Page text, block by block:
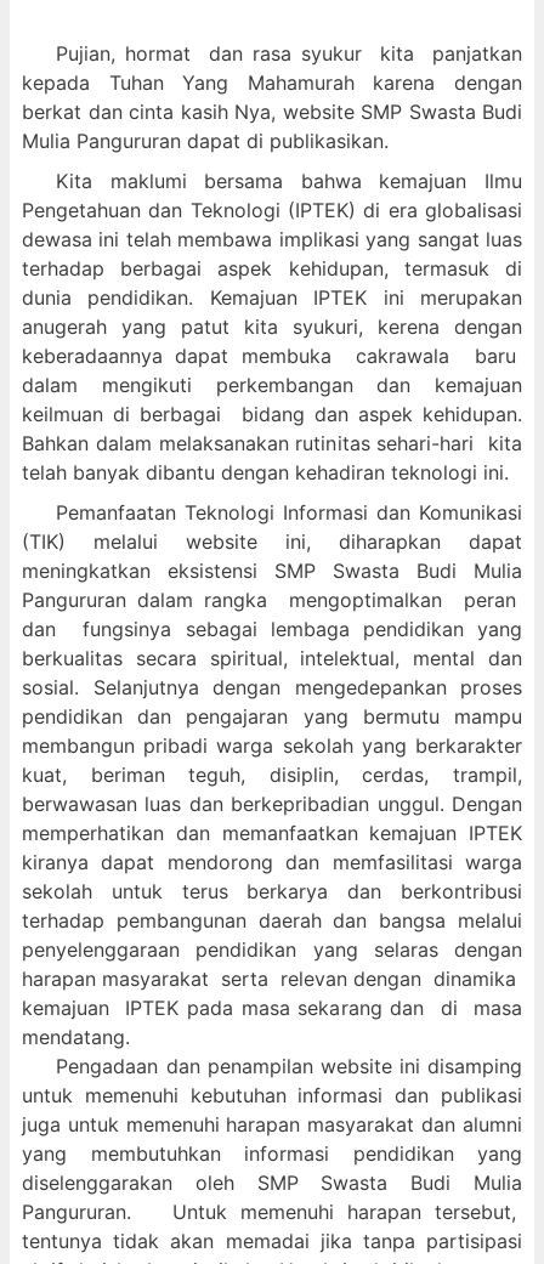
Pujian, hormat dan rasa syukur kita panjatkan
kepada Tuhan Yang Mahamurah karena dengan
berkat dan cinta kasih Nya, website SMP Swasta Budi
Mulia Pangururan dapat di publikasikan.
Kita maklumi bersama bahwa kemajuan Ilmu
Pengetahuan dan Teknologi (IPTEK) di era globalisasi
dewasa ini telah membawa implikasi yang sangat luas
terhadap berbagai aspek kehidupan, termasuk di
dunia pendidikan. Kemajuan IPTEK ini merupakan
anugerah yang patut kita syukuri, kerena dengan
keberadaannya dapat membuka cakrawala baru
dalam mengikuti perkembangan dan kemajuan
keilmuan di berbagai bidang dan aspek kehidupan.
Bahkan dalam melaksanakan rutinitas sehari-hari kita
telah banyak dibantu dengan kehadiran teknologi ini.
Pemanfaatan Teknologi Informasi dan Komunikasi
(TIK) melalui website ini, diharapkan dapat
meningkatkan eksistensi SMP Swasta Budi Mulia
Pangururan dalam rangka mengoptimalkan peran
dan fungsinya sebagai lembaga pendidikan yang
berkualitas secara spiritual, intelektual, mental dan
sosial. Selanjutnya dengan mengedepankan proses
pendidikan dan pengajaran yang bermutu mampu
membangun pribadi warga sekolah yang berkarakter
kuat, beriman teguh, disiplin, cerdas, trampil,
berwawasan luas dan berkepribadian unggul. Dengan
memperhatikan dan memanfaatkan kemajuan IPTEK
kiranya dapat mendorong dan memfasilitasi warga
sekolah untuk terus berkarya dan berkontribusi
terhadap pembangunan daerah dan bangsa melalui
penyelenggaraan pendidikan yang selaras dengan
harapan masyarakat serta relevan dengan dinamika
kemajuan IPTEK pada masa sekarang dan di masa
mendatang.
Pengadaan dan penampilan website ini disamping
untuk memenuhi kebutuhan informasi dan publikasi
juga untuk memenuhi harapan masyarakat dan alumni
yang membutuhkan informasi pendidikan yang
diselenggarakan oleh SMP Swasta Budi Mulia
Pangururan. Untuk memenuhi harapan tersebut,
tentunya tidak akan memadai jika tanpa partisipasi